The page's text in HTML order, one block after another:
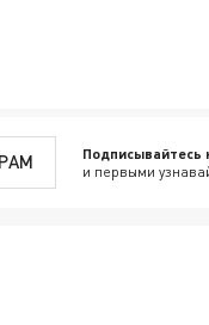
Подписывайтесь
и первыми